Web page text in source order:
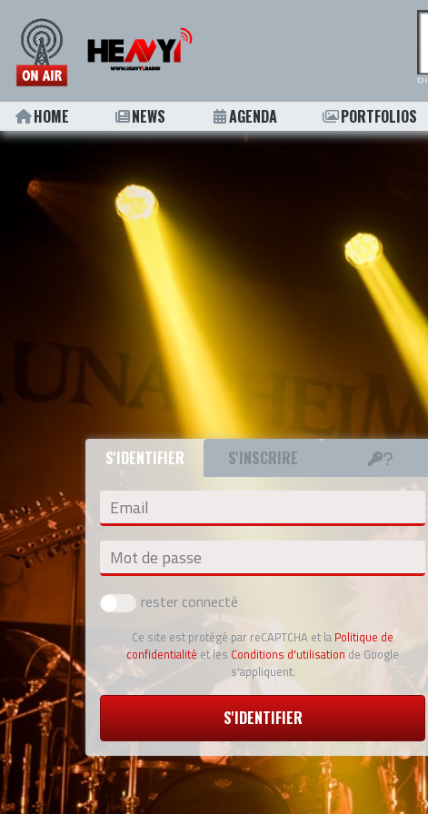
HOME NEWS AGENDA PORTFOLIOS
S'IDENTIFIER S'INSCRIRE
Email
Mot de passe
rester connecté
Ce site est protégé par reCAPTCHA et la Politique de
confidentialité et les Conditions d'utilisation de Google
s'appliquent.
S'IDENTIFIER